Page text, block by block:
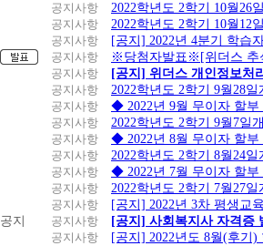
공지사항
2022학년도 2학기 10월26
공지사항
2022학년도 2학기 10월12
공지사항
[공지] 2022년 4분기 학습
공지사항
※당첨자발표※[위더스 추
공지사항
[공지] 위더스 개인정보처
공지사항
2022학년도 2학기 9월28
공지사항
◆ 2022년 9월 무이자 할
공지사항
2022학년도 2학기 9월7일
공지사항
◆ 2022년 8월 무이자 할
공지사항
2022학년도 2학기 8월24
공지사항
◆ 2022년 7월 무이자 할
공지사항
2022학년도 2학기 7월27
공지사항
[공지] 2022년 3차 평생교
공지
공지사항
[공지] 사회복지사 자격증
공지사항
[공지] 2022년도 8월(후기